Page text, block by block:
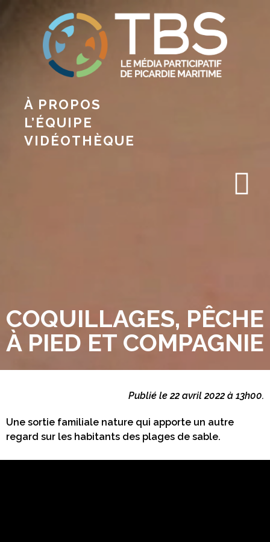
À PROPOS
L’ÉQUIPE
VIDÉOTHÈQUE
COQUILLAGES, PÊCHE
À PIED ET COMPAGNIE
Publié le 22 avril 2022 à 13h00.
Une sortie familiale nature qui apporte un autre
regard sur les habitants des plages de sable.